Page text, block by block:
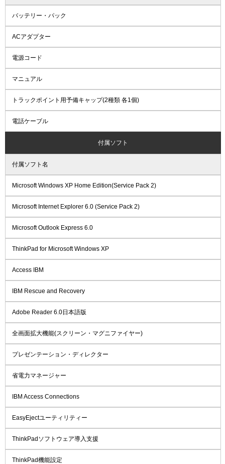
バッテリー・パック
ACアダプター
電源コード
マニュアル
トラックポイント用予備キャップ(2種類 各1個)
電話ケーブル
付属ソフト
付属ソフト名
Microsoft Windows XP Home Edition(Service Pack 2)
Microsoft Internet Explorer 6.0 (Service Pack 2)
Microsoft Outlook Express 6.0
ThinkPad for Microsoft Windows XP
Access IBM
IBM Rescue and Recovery
Adobe Reader 6.0日本語版
全画面拡大機能(スクリーン・マグニファイヤー)
プレゼンテーション・ディレクター
省電力マネージャー
IBM Access Connections
EasyEjectユーティリティー
ThinkPadソフトウェア導入支援
ThinkPad機能設定